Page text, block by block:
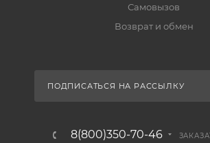
Самовызов
Возврат и обмен
ПОДПИСАТЬСЯ НА РАССЫЛКУ
8(800)350-70-46